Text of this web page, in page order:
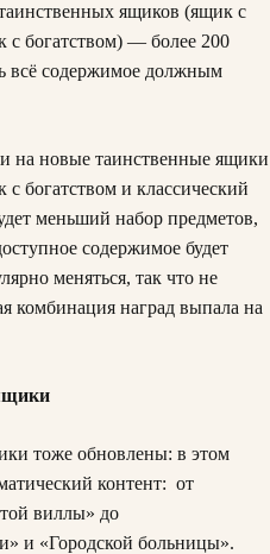
ящиков (ящик с
богатством) — более 200
всё содержимое должным
на новые таинственные ящики
богатством и классический
меньший набор предметов,
содержимое будет
меняться, так что не
комбинация наград выпала на
тоже обновлены: в этом
контент: от
виллы» до
и «Городской больницы».